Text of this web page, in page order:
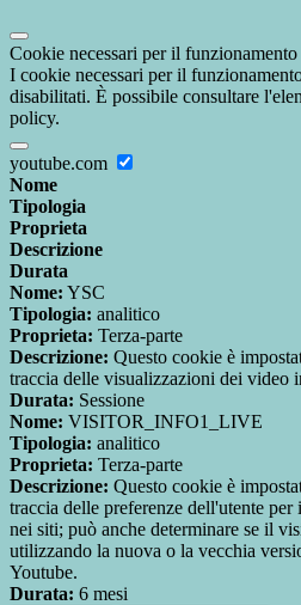
Cookie necessari per il funzionamento
I cookie necessari per il
disabilitati. È possibile consultare
policy.
youtube.com
Nome
Tipologia
Proprieta
Descrizione
Durata
Nome: YSC
Tipologia: analitico
Proprieta: Terza-parte
Descrizione: Questo cookie è
traccia delle visualizzazioni dei video
Durata: Sessione
Nome: VISITOR_INFO1_LIVE
Tipologia: analitico
Proprieta: Terza-parte
Descrizione: Questo cookie è
traccia delle preferenze dell'utente
nei siti; può anche determinare se il
utilizzando la nuova o la vecchia
Youtube.
Durata: 6 mesi